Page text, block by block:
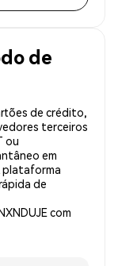
de
de crédito,
terceiros
ou
em
plataforma
de
com